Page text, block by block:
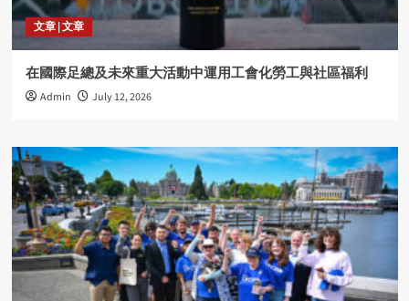
文章 | 文章
在國際足總及未來重大活動中運用工會化勞工與社區福利
Admin July 12, 2026